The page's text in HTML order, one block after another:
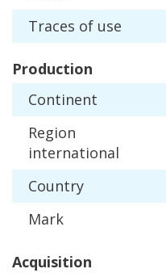
Traces of use
Production
Continent
Region
international
Country
Mark
Acquisition